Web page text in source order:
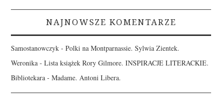
NAJNOWSZE KOMENTARZE
Samostanowczyk -Polki na Montparnassie. Sylwia Zientek.
Weronika -Lista książek Rory Gilmore. INSPIRACJE LITERACKIE.
Bibliotekara -Madame. Antoni Libera.